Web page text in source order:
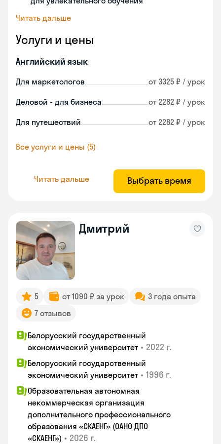
Читать дальше
Услуги и цены
Английский язык
Для маркетологов от 3325 ₽ / урок
Деловой - для бизнеса от 2282 ₽ / урок
Для путешествий от 2282 ₽ / урок
Все услуги и цены (5)
Читать дальше Выбрать время
Дмитрий
5 от 1090 ₽ за урок
3 года опыта
7 отзывов
Белорусский государственный
экономический университет • 2022 г.
Белорусский государственный
экономический университет • 1996 г.
Образовательная автономная
некоммерческая организация
дополнительного профессионального
образования «СКАЕНГ» (ОАНО ДПО
«СКАЕНГ») • 2026 г.